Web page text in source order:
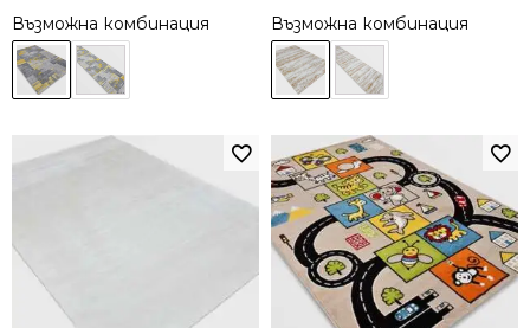
Възможна комбинация Възможна комбинация